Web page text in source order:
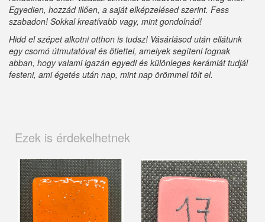
Egyedien, hozzád illően, a saját elképzelésed szerint. Fess
szabadon! Sokkal kreatívabb vagy, mint gondolnád!
Hidd el szépet alkotni otthon is tudsz! Vásárlásod után ellátunk
egy csomó útmutatóval és ötlettel, amelyek segíteni fognak
abban, hogy valami igazán egyedi és különleges kerámiát tudjál
festeni, ami égetés után nap, mint nap örömmel tölt el.
Ezek is érdekelhetnek